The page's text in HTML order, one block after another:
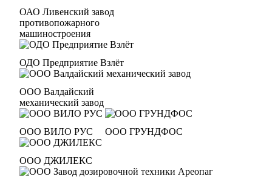
ОАО Ливенский завод
противопожарного
машиностроения
ОДО Предприятие Взлёт
ООО Валдайский
механический завод
ООО ВИЛО РУС ООО ГРУНДФОС
ООО ДЖИЛЕКС